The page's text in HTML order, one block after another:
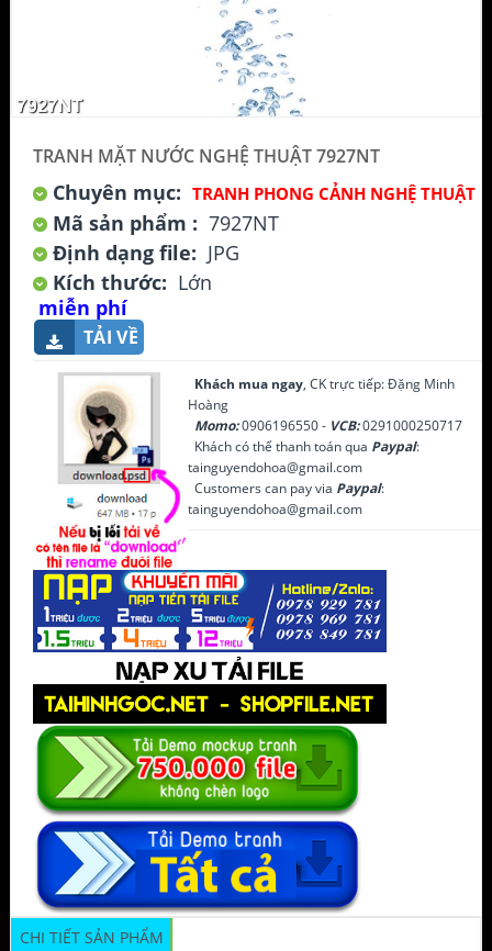
TRANH MẶT NƯỚC NGHỆ THUẬT 7927NT
Chuyên mục: TRANH PHONG CẢNH NGHỆ THUẬT
Mã sản phẩm : 7927NT
Định dạng file: JPG
Kích thước: Lớn
miễn phí
TẢI VỀ
Khách mua ngay, CK trực tiếp: Đặng Minh
Hoàng
Momo:0906196550 - VCB:0291000250717
Khách có thể thanh toán qua Paypal:
tainguyendohoa@gmail.com
Customers can pay via Paypal:
tainguyendohoa@gmail.com
CHI TIẾT SẢN PHẨM